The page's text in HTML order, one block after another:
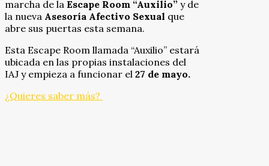
marcha de la Escape Room “Auxilio” y de
la nueva Asesoría Afectivo Sexual que
abre sus puertas esta semana.
Esta Escape Room llamada “Auxilio” estará
ubicada en las propias instalaciones del
IAJ y empieza a funcionar el 27 de mayo.
¿Quieres saber más?